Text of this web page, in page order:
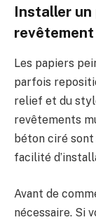
Installer un
Les papiers
parfois
relief et du
revêtements
béton ciré
facilité
Avant de
nécessaire. Si